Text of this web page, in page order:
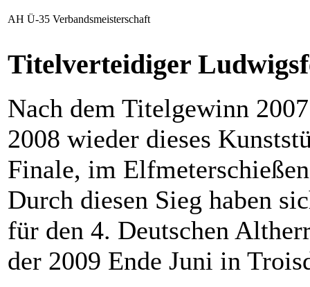
AH Ü-35 Verbandsmeisterschaft
Titelverteidiger
Nach dem Titelgewinn
2008 wieder dieses
Finale, im
Durch diesen Sieg haben
für den 4. Deutschen
der 2009 Ende Juni in